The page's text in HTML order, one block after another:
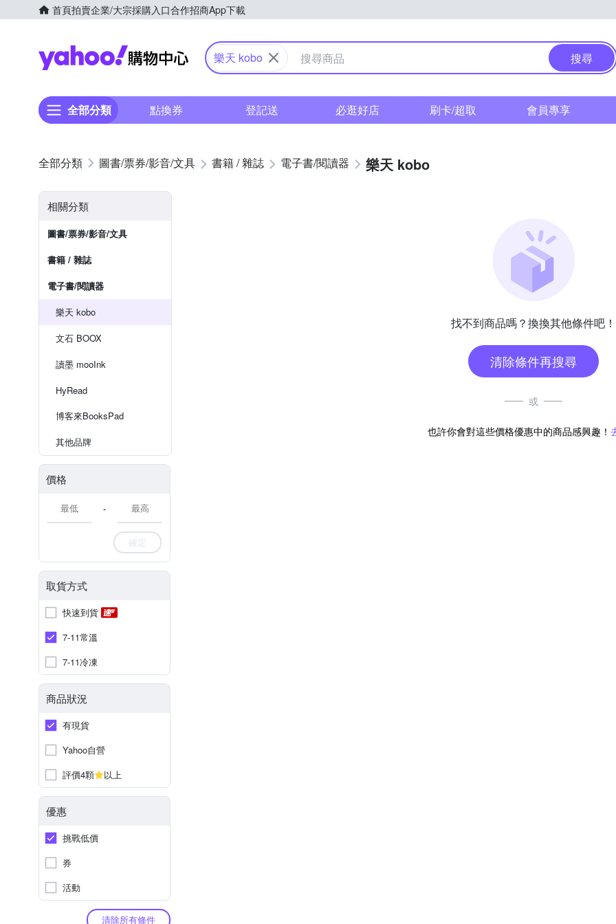
首頁拍賣企業/大宗採購入口合作招商App下載
Yahoo購物中心
樂天 kobo 搜尋
全部分類 點換券 登記送 必逛好店 刷卡/超取 會員專享
圖書/票券/影音/文具 書籍 / 雜誌 電子書/閱讀器 樂天 kobo
相關分類
圖書/票券/影音/文具
書籍 / 雜誌
電子書/閱讀器
樂天 kobo
文石 BOOX
讀墨 mooInk
HyRead
博客來BooksPad
其他品牌
價格
-
確定
取貨方式
快速到貨
7-11常溫
7-11冷凍
商品狀況
有現貨
Yahoo自營
評價4顆
以上
優惠
挑戰低價
券
活動
清除所有條件
找不到商品嗎？換換其他條件吧！
清除條件再搜尋
或
也許你會對這些價格優惠中的商品感興趣！